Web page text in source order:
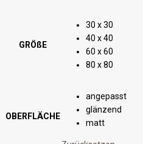
GRÖßE
30 x 30
40 x 40
60 x 60
80 x 80
OBERFLÄCHE
angepasst
glänzend
matt